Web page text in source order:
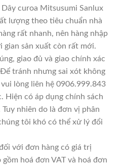
curoa Mitsusumi Sanlux
lượng theo tiêu chuẩn nhà
rất nhanh, nên hàng nhập
gian sản xuất còn rất mới.
giao đủ và giao chính xác
tránh nhưng sai xót không
lòng liên hệ 0906.999.843
Hiện có áp dụng chính sách
nhiên do là đơn vị phân
tôi khó có thể xử lý đổi
với đơn hàng có giá trị
hoá đơn VAT và hoá đơn